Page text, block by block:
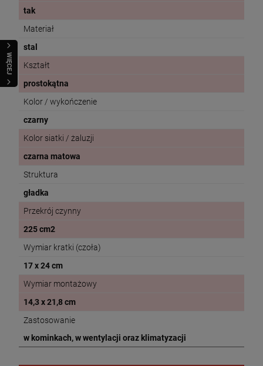
WIĘCEJ
tak
Materiał
stal
Kształt
prostokątna
Kolor / wykończenie
czarny
Kolor siatki / żaluzji
czarna matowa
Struktura
gładka
Przekrój czynny
225 cm2
Wymiar kratki (czoła)
17 x 24 cm
Wymiar montażowy
14,3 x 21,8 cm
Zastosowanie
w kominkach, w wentylacji oraz klimatyzacji